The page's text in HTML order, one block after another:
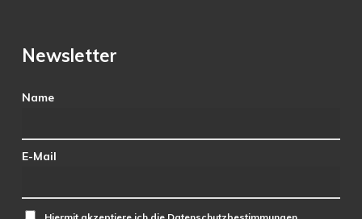
Newsletter
Name
E-Mail